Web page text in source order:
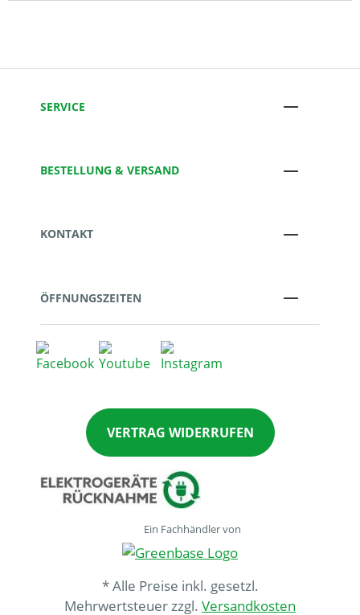
SERVICE
BESTELLUNG & VERSAND
KONTAKT
ÖFFNUNGSZEITEN
VERTRAG WIDERRUFEN
Ein Fachhändler von
* Alle Preise inkl. gesetzl.
Mehrwertsteuer zzgl. Versandkosten